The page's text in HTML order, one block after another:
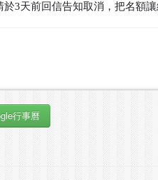
3天前回信告知取消，把名額